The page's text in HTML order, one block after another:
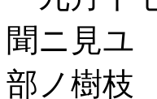
聞ニ見ユ
部ノ樹